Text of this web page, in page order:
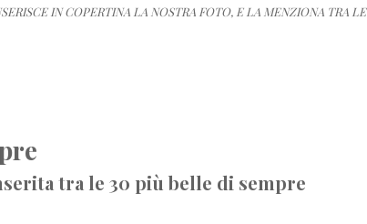
IN COPERTINA LA NOSTRA FOTO, E LA MENZIONA TRA LE
tra le 30 più belle di sempre